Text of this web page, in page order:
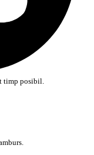
timp posibil.